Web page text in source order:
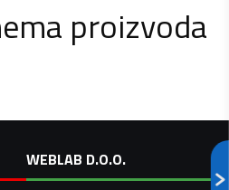
proizvoda
WEBLAB D.O.O.